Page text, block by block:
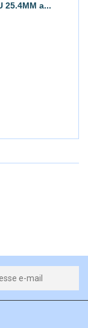
25.4MM a...